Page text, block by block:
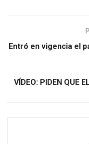
Entró en vigencia el
VÍDEO: PIDEN QUE